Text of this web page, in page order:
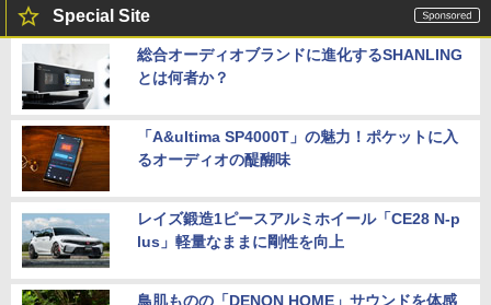
Special Site
総合オーディオブランドに進化するSHANLING
とは何者か？
「A&ultima SP4000T」の魅力！ポケットに入
るオーディオの醍醐味
レイズ鍛造1ピースアルミホイール「CE28 N-p
lus」軽量なままに剛性を向上
鳥肌ものの「DENON HOME」サウンドを体感